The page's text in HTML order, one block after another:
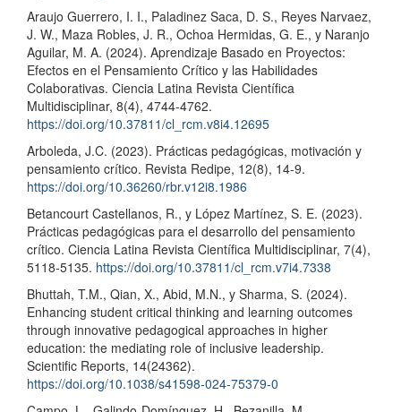
Araujo Guerrero, I. I., Paladinez Saca, D. S., Reyes Narvaez,
J. W., Maza Robles, J. R., Ochoa Hermidas, G. E., y Naranjo
Aguilar, M. A. (2024). Aprendizaje Basado en Proyectos:
Efectos en el Pensamiento Crítico y las Habilidades
Colaborativas. Ciencia Latina Revista Científica
Multidisciplinar, 8(4), 4744-4762.
https://doi.org/10.37811/cl_rcm.v8i4.12695
Arboleda, J.C. (2023). Prácticas pedagógicas, motivación y
pensamiento crítico. Revista Redipe, 12(8), 14-9.
https://doi.org/10.36260/rbr.v12i8.1986
Betancourt Castellanos, R., y López Martínez, S. E. (2023).
Prácticas pedagógicas para el desarrollo del pensamiento
crítico. Ciencia Latina Revista Científica Multidisciplinar, 7(4),
5118-5135. https://doi.org/10.37811/cl_rcm.v7i4.7338
Bhuttah, T.M., Qian, X., Abid, M.N., y Sharma, S. (2024).
Enhancing student critical thinking and learning outcomes
through innovative pedagogical approaches in higher
education: the mediating role of inclusive leadership.
Scientific Reports, 14(24362).
https://doi.org/10.1038/s41598-024-75379-0